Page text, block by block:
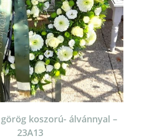
koszorú- álvánnyal –
23A13